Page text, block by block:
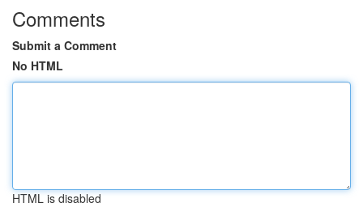
Comments
Submit a Comment
No HTML
HTML is disabled